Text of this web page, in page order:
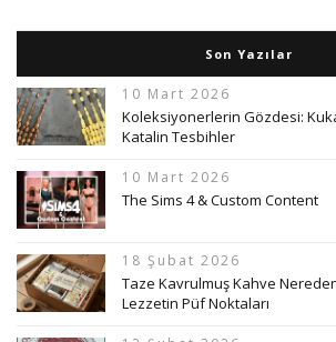
Son Yazılar
10 Mart 2026
Koleksiyonerlerin Gözdesi:
Katalin Tesbihler
10 Mart 2026
The Sims 4 & Custom Content
18 Şubat 2026
Taze Kavrulmuş Kahve Nereden
Lezzetin Püf Noktaları